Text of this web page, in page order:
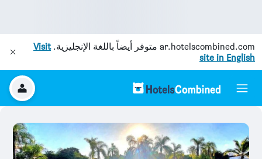
ar.hotelscombined.com متوفر أيضاً باللغة الإنجليزية.Visit
site in English